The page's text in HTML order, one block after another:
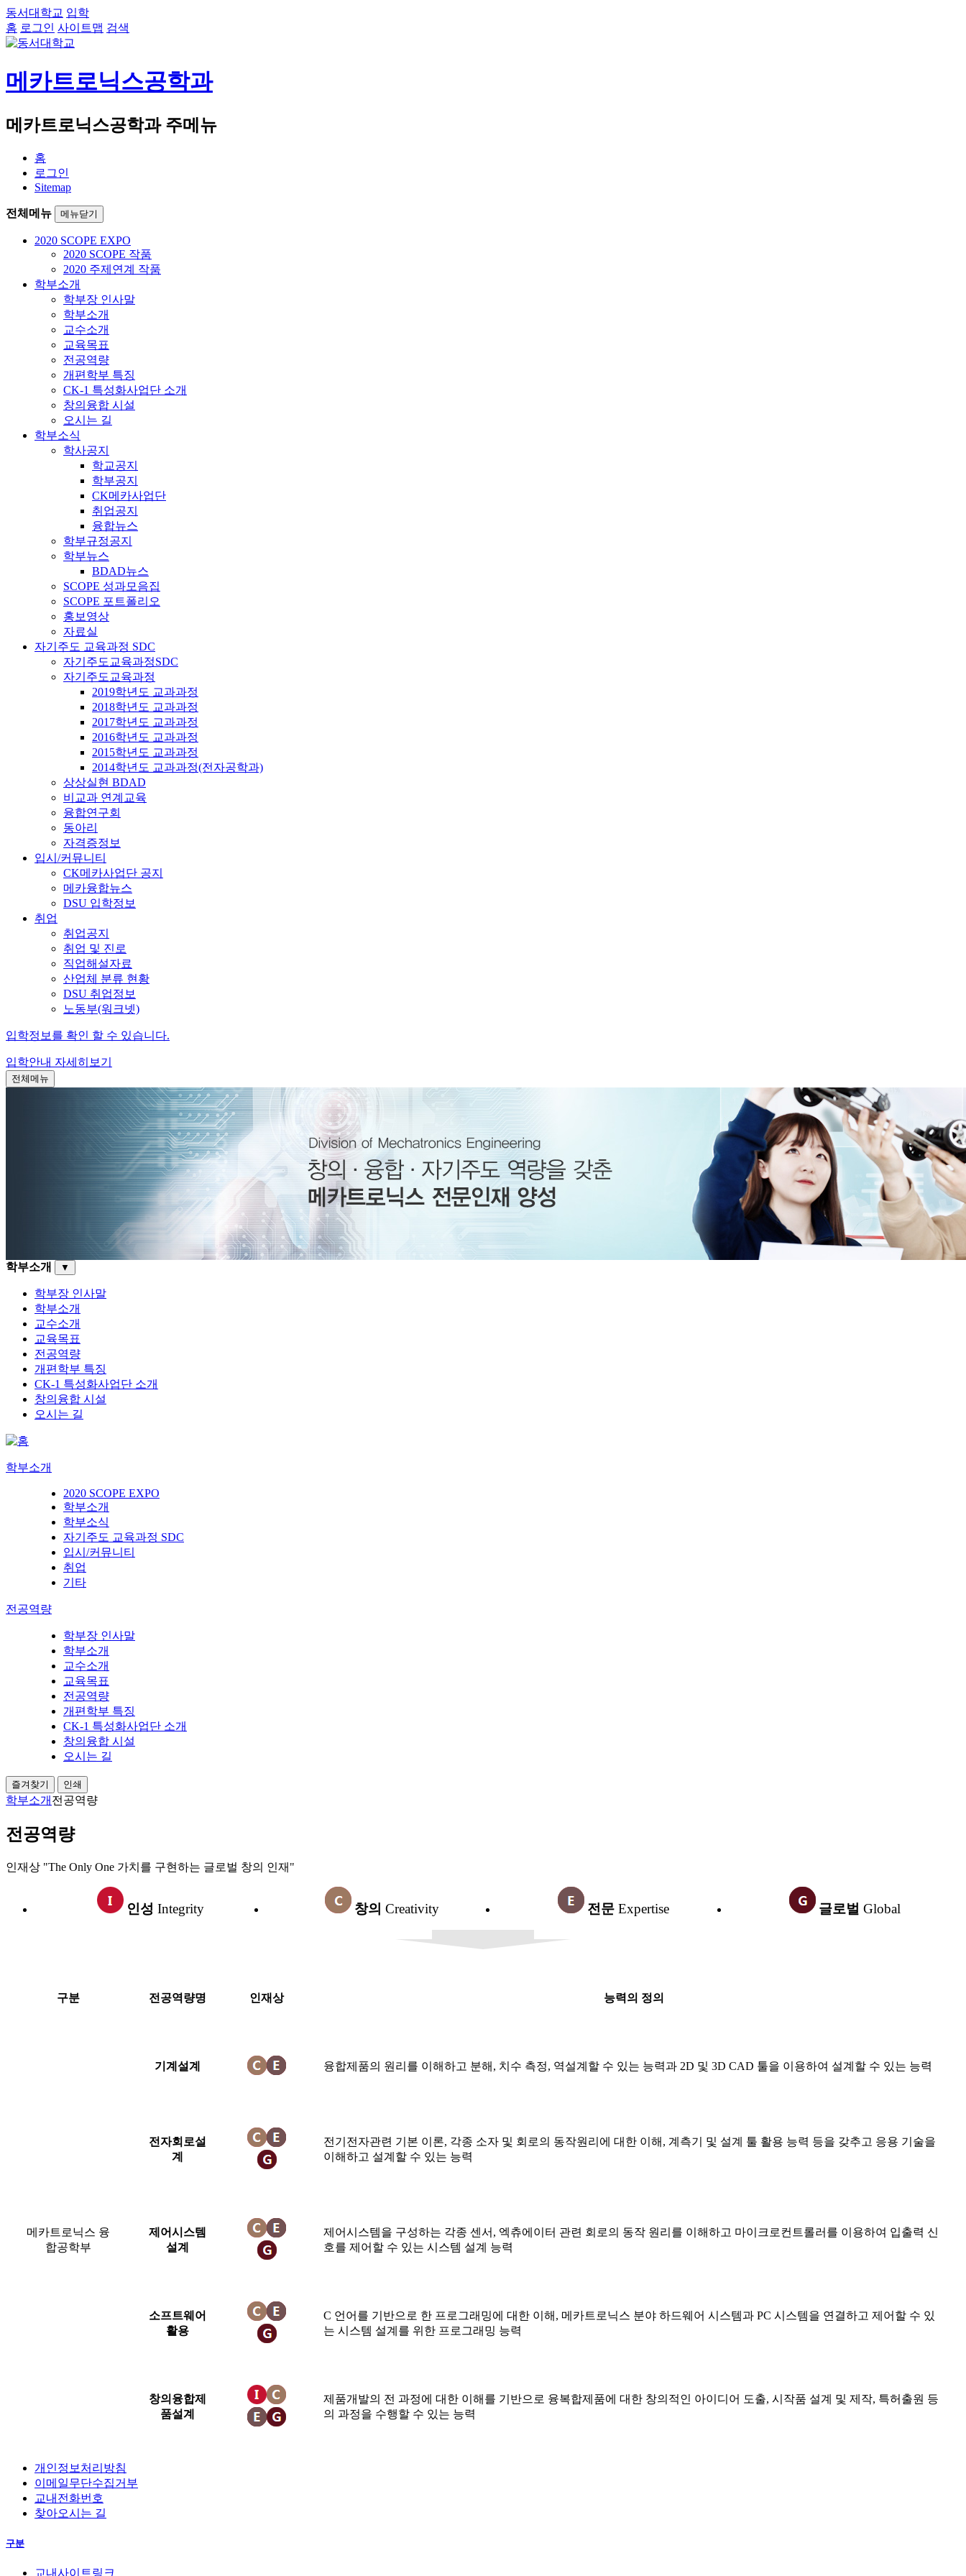
동서대학교 입학
홈 로그인 사이트맵 검색
메카트로닉스공학과
메카트로닉스공학과 주메뉴
홈
로그인
Sitemap
전체메뉴 메뉴닫기
2020 SCOPE EXPO
2020 SCOPE 작품
2020 주제연계 작품
학부소개
학부장 인사말
학부소개
교수소개
교육목표
전공역량
개편학부 특징
CK-1 특성화사업단 소개
창의융합 시설
오시는 길
학부소식
학사공지
학교공지
학부공지
CK메카사업단
취업공지
융합뉴스
학부규정공지
학부뉴스
BDAD뉴스
SCOPE 성과모음집
SCOPE 포트폴리오
홍보영상
자료실
자기주도 교육과정 SDC
자기주도교육과정SDC
자기주도교육과정
2019학년도 교과과정
2018학년도 교과과정
2017학년도 교과과정
2016학년도 교과과정
2015학년도 교과과정
2014학년도 교과과정(전자공학과)
상상실현 BDAD
비교과 연계교육
융합연구회
동아리
자격증정보
입시/커뮤니티
CK메카사업단 공지
메카융합뉴스
DSU 입학정보
취업
취업공지
취업 및 진로
직업해설자료
산업체 분류 현황
DSU 취업정보
노동부(워크넷)
입학정보를 확인 할 수 있습니다.
입학안내 자세히보기
전체메뉴
학부소개 ▼
학부장 인사말
학부소개
교수소개
교육목표
전공역량
개편학부 특징
CK-1 특성화사업단 소개
창의융합 시설
오시는 길
학부소개
2020 SCOPE EXPO
학부소개
학부소식
자기주도 교육과정 SDC
입시/커뮤니티
취업
기타
전공역량
학부장 인사말
학부소개
교수소개
교육목표
전공역량
개편학부 특징
CK-1 특성화사업단 소개
창의융합 시설
오시는 길
즐겨찾기 인쇄
학부소개 전공역량
전공역량
인재상 "The Only One 가치를 구현하는 글로벌 창의 인재"
인성 Integrity 창의 Creativity 전문 Expertise 글로벌 Global
구분 전공역량명 인재상 능력의 정의
메카트로닉스 융
합공학부
기계설계 융합제품의 원리를 이해하고 분해, 치수 측정, 역설계할 수 있는 능력과 2D 및 3D CAD 툴을 이용하여 설계할 수 있는 능력
전자회로설
계
전기전자관련 기본 이론, 각종 소자 및 회로의 동작원리에 대한 이해, 계측기 및 설계 툴 활용 능력 등을 갖추고 응용 기술을
이해하고 설계할 수 있는 능력
제어시스템
설계
제어시스템을 구성하는 각종 센서, 엑츄에이터 관련 회로의 동작 원리를 이해하고 마이크로컨트롤러를 이용하여 입출력 신
호를 제어할 수 있는 시스템 설계 능력
소프트웨어
활용
C 언어를 기반으로 한 프로그래밍에 대한 이해, 메카트로닉스 분야 하드웨어 시스템과 PC 시스템을 연결하고 제어할 수 있
는 시스템 설계를 위한 프로그래밍 능력
창의융합제
품설계
제품개발의 전 과정에 대한 이해를 기반으로 융복합제품에 대한 창의적인 아이디어 도출, 시작품 설계 및 제작, 특허출원 등
의 과정을 수행할 수 있는 능력
개인정보처리방침
이메일무단수집거부
교내전화번호
찾아오시는 길
구분
교내사이트링크